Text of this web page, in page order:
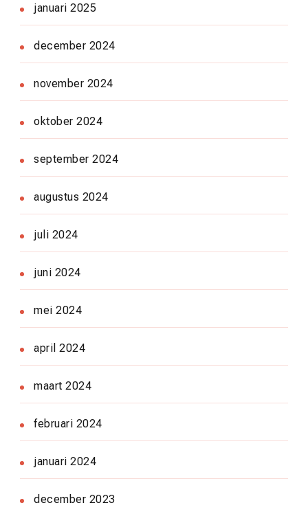
januari 2025
december 2024
november 2024
oktober 2024
september 2024
augustus 2024
juli 2024
juni 2024
mei 2024
april 2024
maart 2024
februari 2024
januari 2024
december 2023